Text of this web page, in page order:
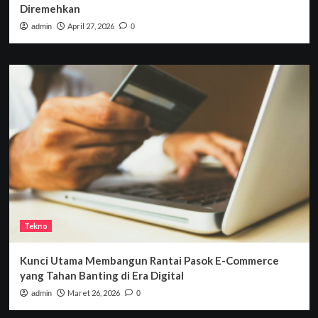
Diremehkan
admin April 27, 2026 0
Tekno
Kunci Utama Membangun Rantai Pasok E-Commerce
yang Tahan Banting di Era Digital
admin Maret 26, 2026 0